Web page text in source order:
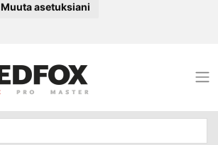
Muuta asetuksiani